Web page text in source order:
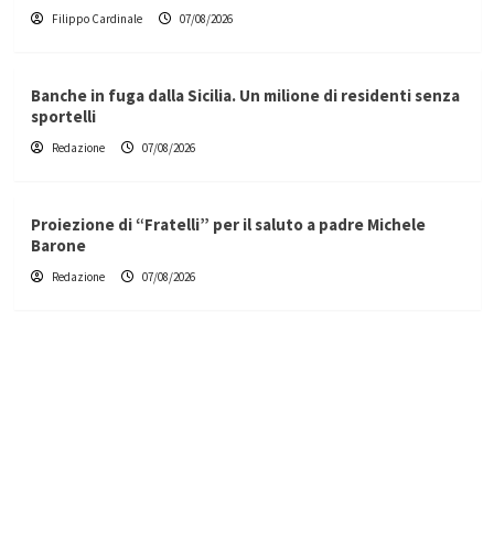
Filippo Cardinale 07/08/2026
Banche in fuga dalla Sicilia. Un milione di residenti senza
sportelli
Redazione 07/08/2026
Proiezione di “Fratelli” per il saluto a padre Michele
Barone
Redazione 07/08/2026